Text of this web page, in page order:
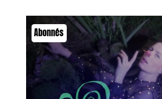
Abonnés